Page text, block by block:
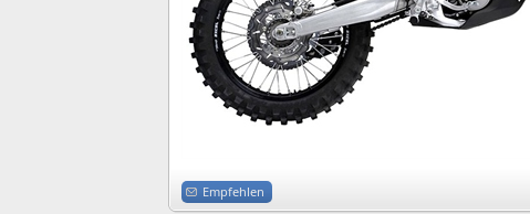
Empfehlen